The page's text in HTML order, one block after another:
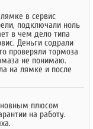
в сервис
подключали ноль
в чем дело типа
Деньги содрали
проверяли тормоза
не понимаю.
на лямке и после
плюсом
на работу.